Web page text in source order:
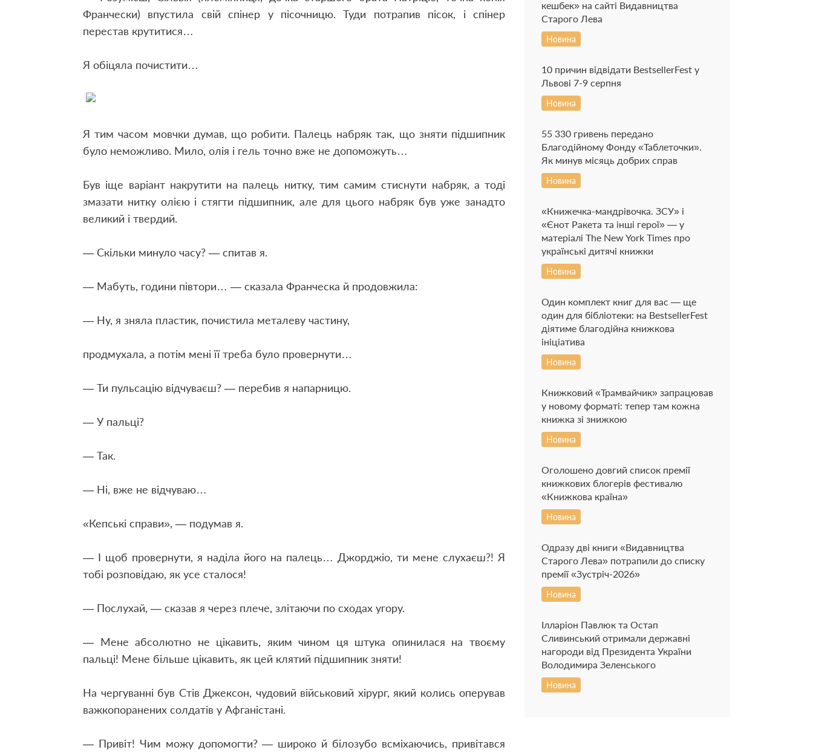
Франчески) впустила свій спінер у пісочницю. Туди потрапив пісок, і спінер
перестав крутитися…
Я обіцяла почистити…
Я тим часом мовчки думав, що робити. Палець набряк так, що зняти підшипник
було неможливо. Мило, олія і гель точно вже не допоможуть…
Був іще варіант накрутити на палець нитку, тим самим стиснути набряк, а тоді
змазати нитку олією і стягти підшипник, але для цього набряк був уже занадто
великий і твердий.
— Скільки минуло часу? — спитав я.
— Мабуть, години півтори… — сказала Франческа й продовжила:
— Ну, я зняла пластик, почистила металеву частину,
продмухала, а потім мені її треба було провернути…
— Ти пульсацію відчуваєш? — перебив я напарницю.
— У пальці?
— Так.
— Ні, вже не відчуваю…
«Кепські справи», — подумав я.
— І щоб провернути, я наділа його на палець… Джорджіо, ти мене слухаєш?! Я
тобі розповідаю, як усе сталося!
— Послухай, — сказав я через плече, злітаючи по сходах угору.
— Мене абсолютно не цікавить, яким чином ця штука опинилася на твоєму
пальці! Мене більше цікавить, як цей клятий підшипник зняти!
На чергуванні був Стів Джексон, чудовий військовий хірург, який колись оперував
важкопоранених солдатів у Афганістані.
— Привіт! Чим можу допомогти? — широко й білозубо всміхаючись, привітався
кешбек» на сайті Видавництва
Старого Лева
Новина
10 причин відвідати BestsellerFest у
Львові 7-9 серпня
Новина
55 330 гривень передано
Благодійному Фонду «Таблеточки».
Як минув місяць добрих справ
Новина
«Книжечка-мандрівочка. ЗСУ» і
«Єнот Ракета та інші герої» — у
матеріалі The New York Times про
українські дитячі книжки
Новина
Один комплект книг для вас — ще
один для бібліотеки: на BestsellerFest
діятиме благодійна книжкова
ініціатива
Новина
Книжковий «Трамвайчик» запрацював
у новому форматі: тепер там кожна
книжка зі знижкою
Новина
Оголошено довгий список премії
книжкових блогерів фестивалю
«Книжкова країна»
Новина
Одразу дві книги «Видавництва
Старого Лева» потрапили до списку
премії «Зустріч-2026»
Новина
Ілларіон Павлюк та Остап
Сливинський отримали державні
нагороди від Президента України
Володимира Зеленського
Новина